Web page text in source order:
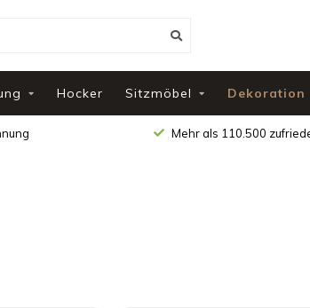
Hocker Sitzmöbel Dekoration
Mehr als 110.500